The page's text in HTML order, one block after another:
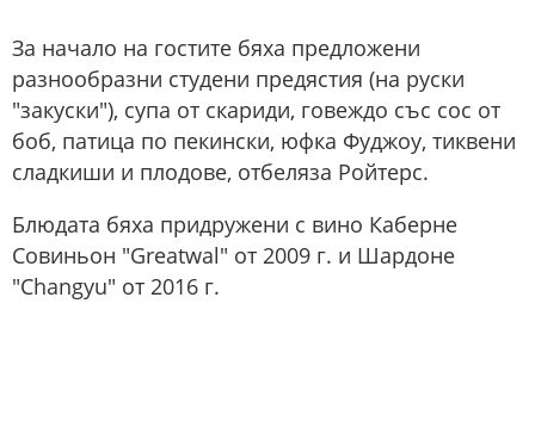
За начало на гостите бяха предложени
разнообразни студени предястия (на руски
"закуски"), супа от скариди, говеждо със сос от
боб, патица по пекински, юфка Фуджоу, тиквени
сладкиши и плодове, отбеляза Ройтерс.
Блюдата бяха придружени с вино Каберне
Совиньон "Greatwal" от 2009 г. и Шардоне
"Changyu" от 2016 г.